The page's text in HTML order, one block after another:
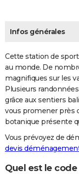
Infos générales
Cette station de
au monde. De
magnifiques sur les
Plusieurs
grâce aux sentiers
vous promener près
botanique présente
Vous prévoyez de
devis
Quel est le